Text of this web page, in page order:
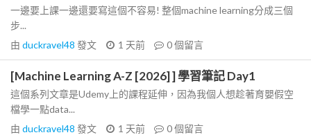
一邊要上課一邊還要寫這個不容易! 整個machine learning分成三個
步...
由 duckravel48 發文 1 天前 0個留言
[Machine Learning A-Z [2026] ] 學習筆記 Day1
這個系列文章是Udemy上的課程延伸，因為我個人想趁著育嬰假空
檔學一點data...
由 duckravel48 發文 1 天前 0個留言